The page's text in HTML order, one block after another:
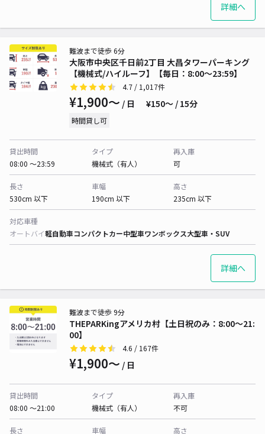
詳細へ
大阪市中央区千日前2丁目 大昌タワーパーキング
【機械式/ハイルーフ】【毎日：8:00～23:59】
難波まで徒歩 6分
4.7 / 1,017件
¥1,900〜 / 日 ¥150〜 / 15分
時間貸し可
貸出時間
08:00 〜23:59
タイプ
機械式（有人）
再入庫
可
長さ
530cm 以下
車幅
190cm 以下
高さ
235cm 以下
対応車種
オートバイ軽自動車コンパクトカー中型車ワンボックス大型車・SUV
詳細へ
THEPARKingアメリカ村【土日祝のみ：8:00～21:
00】
難波まで徒歩 9分
4.6 / 167件
¥1,900〜 / 日
貸出時間
08:00 〜21:00
タイプ
機械式（有人）
再入庫
不可
長さ
車幅
高さ